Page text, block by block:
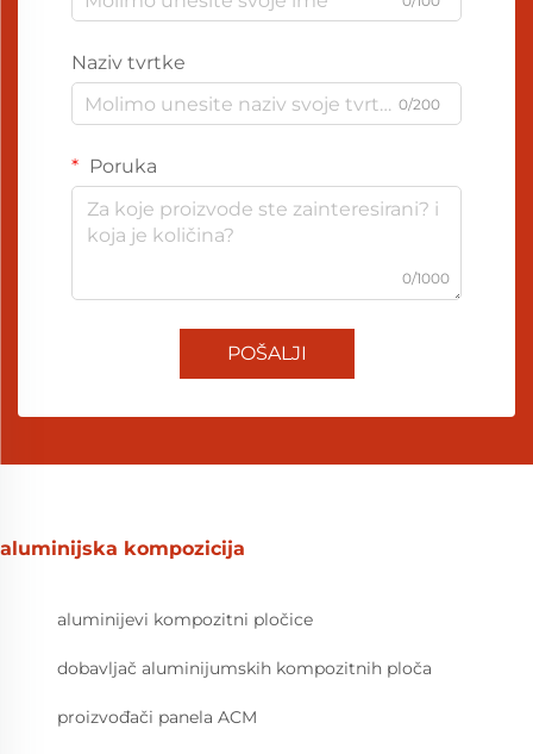
Naziv tvrtke
0/200
Poruka
0/1000
POŠALJI
aluminijska kompozicija
aluminijevi kompozitni pločice
dobavljač aluminijumskih kompozitnih ploča
proizvođači panela ACM